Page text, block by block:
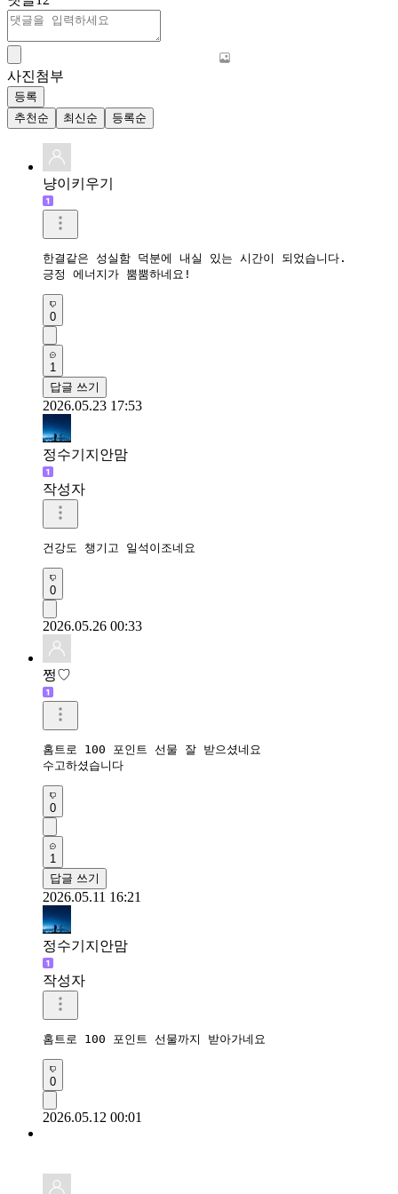
사진첨부
등록
추천순
최신순 등록순
냥이키우기
한결같은 성실함 덕분에 내실 있는 시간이 되었습니다.
긍정 에너지가 뿜뿜하네요!
0
1
답글 쓰기
2026.05.23 17:53
정수기지안맘
작성자
건강도 챙기고 일석이조네요
0
2026.05.26 00:33
쩡♡
홈트로 100 포인트 선물 잘 받으셨네요
수고하셨습니다
0
1
답글 쓰기
2026.05.11 16:21
정수기지안맘
작성자
홈트로 100 포인트 선물까지 받아가네요
0
2026.05.12 00:01